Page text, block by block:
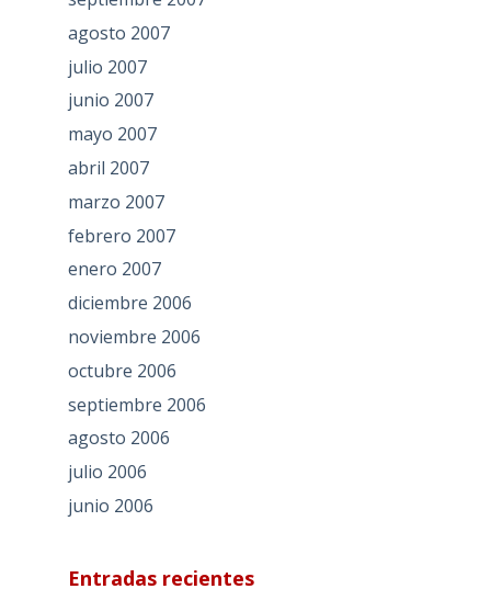
agosto 2007
julio 2007
junio 2007
mayo 2007
abril 2007
marzo 2007
febrero 2007
enero 2007
diciembre 2006
noviembre 2006
octubre 2006
septiembre 2006
agosto 2006
julio 2006
junio 2006
Entradas recientes